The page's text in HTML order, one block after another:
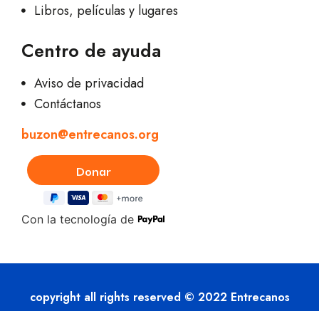
Libros, películas y lugares
Centro de ayuda
Aviso de privacidad
Contáctanos
buzon@entrecanos.org
Con la tecnología de
copyright all rights reserved © 2022 Entrecanos